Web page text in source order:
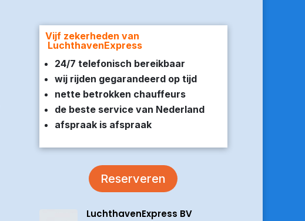
Vijf zekerheden van
LuchthavenExpress
24/7 telefonisch bereikbaar
wij rijden gegarandeerd op tijd
nette betrokken chauffeurs
de beste service van Nederland
afspraak is afspraak
Reserveren
LuchthavenExpress BV